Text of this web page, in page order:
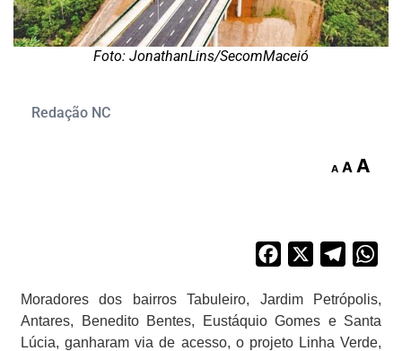
Foto: JonathanLins/SecomMaceió
Redação NC
A A A
Facebook
Moradores dos bairros Tabuleiro, Jardim Petrópolis,
Antares, Benedito Bentes, Eustáquio Gomes e Santa
Lúcia, ganharam via de acesso, o projeto Linha Verde,